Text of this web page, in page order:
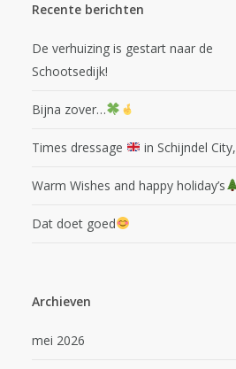
Recente berichten
De verhuizing is gestart naar de
Schootsedijk!
Bijna zover…
Times dressage in Schijndel City,
Warm Wishes and happy holiday’s
Dat doet goed
Archieven
mei 2026